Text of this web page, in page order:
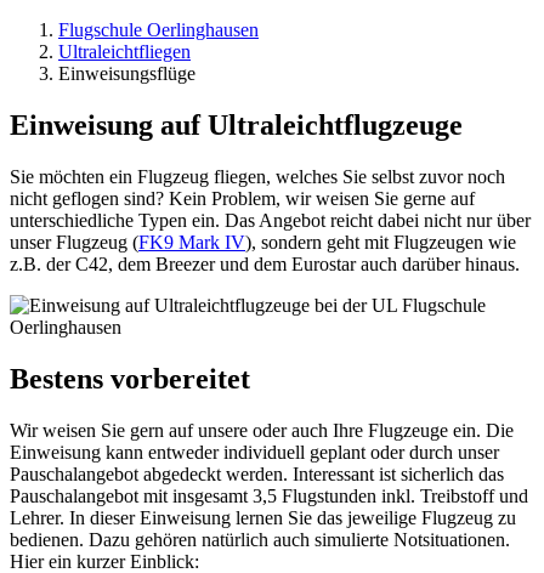
Flugschule Oerlinghausen
Ultraleichtfliegen
Einweisungsflüge
Einweisung auf Ultraleichtflugzeuge
Sie möchten ein Flugzeug fliegen, welches Sie selbst zuvor noch
nicht geflogen sind? Kein Problem, wir weisen Sie gerne auf
unterschiedliche Typen ein. Das Angebot reicht dabei nicht nur über
unser Flugzeug (FK9 Mark IV), sondern geht mit Flugzeugen wie
z.B. der C42, dem Breezer und dem Eurostar auch darüber hinaus.
Bestens vorbereitet
Wir weisen Sie gern auf unsere oder auch Ihre Flugzeuge ein. Die
Einweisung kann entweder individuell geplant oder durch unser
Pauschalangebot abgedeckt werden. Interessant ist sicherlich das
Pauschalangebot mit insgesamt 3,5 Flugstunden inkl. Treibstoff und
Lehrer. In dieser Einweisung lernen Sie das jeweilige Flugzeug zu
bedienen. Dazu gehören natürlich auch simulierte Notsituationen.
Hier ein kurzer Einblick: